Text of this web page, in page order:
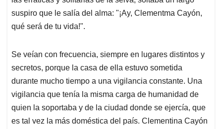
suspiro que le salía del alma: "¡Ay, Clementma Cayón,
qué será de tu vida!".
Se veían con frecuencia, siempre en lugares distintos y
secretos, porque la casa de ella estuvo sometida
durante mucho tiempo a una vigilancia constante. Una
vigilancia que tenía la misma carga de humanidad de
quien la soportaba y de la ciudad donde se ejercía, que
es tal vez la más doméstica del país. Clementina Cayón